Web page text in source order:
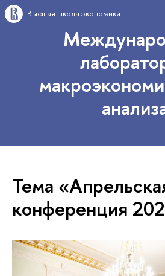
Высшая школа экономики
Тема
конференция